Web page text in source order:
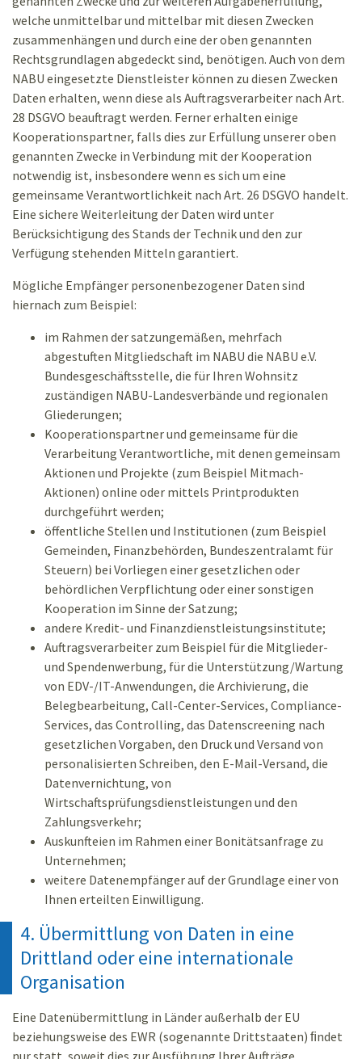
welche unmittelbar und mittelbar mit diesen Zwecken
zusammenhängen und durch eine der oben genannten
Rechtsgrundlagen abgedeckt sind, benötigen. Auch von dem
NABU eingesetzte Dienstleister können zu diesen Zwecken
Daten erhalten, wenn diese als Auftragsverarbeiter nach Art.
28 DSGVO beauftragt werden. Ferner erhalten einige
Kooperationspartner, falls dies zur Erfüllung unserer oben
genannten Zwecke in Verbindung mit der Kooperation
notwendig ist, insbesondere wenn es sich um eine
gemeinsame Verantwortlichkeit nach Art. 26 DSGVO handelt.
Eine sichere Weiterleitung der Daten wird unter
Berücksichtigung des Stands der Technik und den zur
Verfügung stehenden Mitteln garantiert.
Mögliche Empfänger personenbezogener Daten sind
hiernach zum Beispiel:
im Rahmen der satzungemäßen, mehrfach
abgestuften Mitgliedschaft im NABU die NABU e.V.
Bundesgeschäftsstelle, die für Ihren Wohnsitz
zuständigen NABU-Landesverbände und regionalen
Gliederungen;
Kooperationspartner und gemeinsame für die
Verarbeitung Verantwortliche, mit denen gemeinsam
Aktionen und Projekte (zum Beispiel Mitmach-
Aktionen) online oder mittels Printprodukten
durchgeführt werden;
öffentliche Stellen und Institutionen (zum Beispiel
Gemeinden, Finanzbehörden, Bundeszentralamt für
Steuern) bei Vorliegen einer gesetzlichen oder
behördlichen Verpflichtung oder einer sonstigen
Kooperation im Sinne der Satzung;
andere Kredit- und Finanzdienstleistungsinstitute;
Auftragsverarbeiter zum Beispiel für die Mitglieder-
und Spendenwerbung, für die Unterstützung/Wartung
von EDV-/IT-Anwendungen, die Archivierung, die
Belegbearbeitung, Call-Center-Services, Compliance-
Services, das Controlling, das Datenscreening nach
gesetzlichen Vorgaben, den Druck und Versand von
personalisierten Schreiben, den E-Mail-Versand, die
Datenvernichtung, von
Wirtschaftsprüfungsdienstleistungen und den
Zahlungsverkehr;
Auskunfteien im Rahmen einer Bonitätsanfrage zu
Unternehmen;
weitere Datenempfänger auf der Grundlage einer von
Ihnen erteilten Einwilligung.
4. Übermittlung von Daten in eine
Drittland oder eine internationale
Organisation
Eine Datenübermittlung in Länder außerhalb der EU
beziehungsweise des EWR (sogenannte Drittstaaten) ﬁndet
nur statt, soweit dies zur Ausführung Ihrer Aufträge